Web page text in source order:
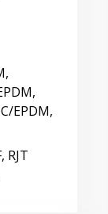
EPDM,
RJT